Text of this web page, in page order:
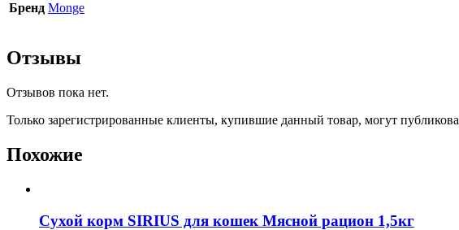
Бренд Monge
Отзывы
Отзывов пока нет.
Только зарегистрированные клиенты, купившие данный товар, могут
Похожие
Сухой корм SIRIUS для кошек Мясной рацион 1,5кг